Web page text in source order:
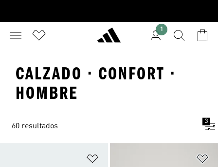
1
CALZADO · CONFORT ·
HOMBRE
60 resultados
3